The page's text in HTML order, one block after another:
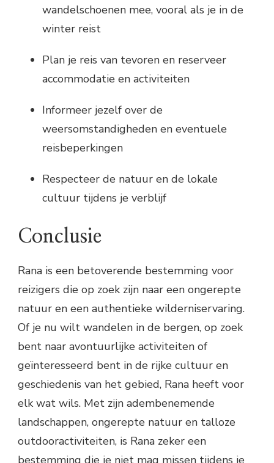
wandelschoenen mee, vooral als je in de
winter reist
Plan je reis van tevoren en reserveer
accommodatie en activiteiten
Informeer jezelf over de
weersomstandigheden en eventuele
reisbeperkingen
Respecteer de natuur en de lokale
cultuur tijdens je verblijf
Conclusie
Rana is een betoverende bestemming voor
reizigers die op zoek zijn naar een ongerepte
natuur en een authentieke wilderniservaring.
Of je nu wilt wandelen in de bergen, op zoek
bent naar avontuurlijke activiteiten of
geïnteresseerd bent in de rijke cultuur en
geschiedenis van het gebied, Rana heeft voor
elk wat wils. Met zijn adembenemende
landschappen, ongerepte natuur en talloze
outdooractiviteiten, is Rana zeker een
bestemming die je niet mag missen tijdens je